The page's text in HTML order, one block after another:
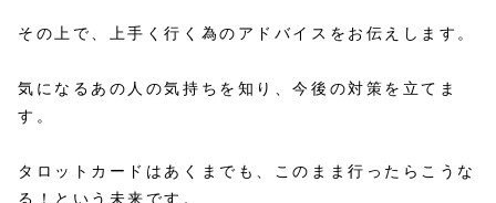
その上で、上手く行く為のアドバイスをお伝えします。
気になるあの人の気持ちを知り、今後の対策を立てま
す。
タロットカードはあくまでも、このまま行ったらこうな
る！という未来です。